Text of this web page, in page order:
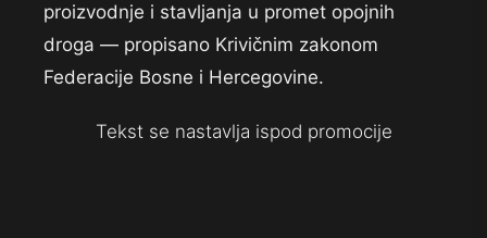
proizvodnje i stavljanja u promet opojnih
droga — propisano Krivičnim zakonom
Federacije Bosne i Hercegovine.
Tekst se nastavlja ispod promocije